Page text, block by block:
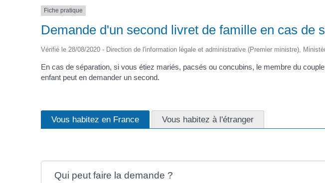
Fiche pratique
Demande d'un second livret de famille en cas de
Vérifié le 28/08/2020 - Direction de l'information légale et administrative (Premier ministre),
En cas de séparation, si vous étiez mariés, pacsés ou concubins, le membre du
enfant peut en demander un second.
Vous habitez en France Vous habitez à l'étranger
Qui peut faire la demande ?